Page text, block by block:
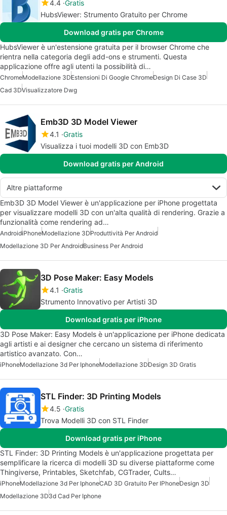
4.4 Gratis
HubsViewer: Strumento Gratuito per Chrome
Download gratis per Chrome
HubsViewer è un'estensione gratuita per il browser Chrome che
rientra nella categoria degli add-ons e strumenti. Questa
applicazione offre agli utenti la possibilità di…
ChromeModellazione 3DEstensioni Di Google ChromeDesign Di Case 3D
Cad 3DVisualizzatore Dwg
Emb3D 3D Model Viewer
4.1 Gratis
Visualizza i tuoi modelli 3D con Emb3D
Download gratis per Android
Altre piattaforme
Emb3D 3D Model Viewer è un'applicazione per iPhone progettata
per visualizzare modelli 3D con un'alta qualità di rendering. Grazie a
funzionalità come rendering ad…
AndroidiPhoneModellazione 3DProduttività Per Android
Modellazione 3D Per AndroidBusiness Per Android
3D Pose Maker: Easy Models
4.1 Gratis
Strumento Innovativo per Artisti 3D
Download gratis per iPhone
3D Pose Maker: Easy Models è un'applicazione per iPhone dedicata
agli artisti e ai designer che cercano un sistema di riferimento
artistico avanzato. Con…
iPhoneModellazione 3d Per IphoneModellazione 3DDesign 3D Gratis
STL Finder: 3D Printing Models
4.5 Gratis
Trova Modelli 3D con STL Finder
Download gratis per iPhone
STL Finder: 3D Printing Models è un'applicazione progettata per
semplificare la ricerca di modelli 3D su diverse piattaforme come
Thingiverse, Printables, Sketchfab, CGTrader, Cults…
iPhoneModellazione 3d Per IphoneCAD 3D Gratuito Per IPhoneDesign 3D
Modellazione 3D3d Cad Per Iphone